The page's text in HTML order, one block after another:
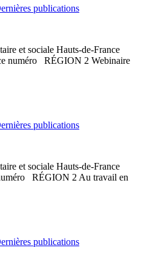
publications
et sociale Hauts-de-France
numéro RÉGION 2 Webinaire
publications
et sociale Hauts-de-France
RÉGION 2 Au travail en
publications